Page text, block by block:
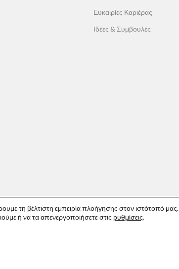
Ευκαιρίες Καριέρας
Ιδέες & Συμβουλές
τη βέλτιστη εμπειρία πλοήγησης στον ιστότοπό μας.
ή να τα απενεργοποιήσετε στις ρυθμίσεις.